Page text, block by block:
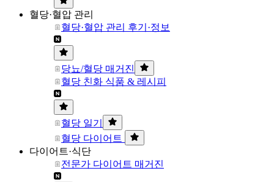
혈당·혈압 관리
혈당·혈압 관리 후기·정보
당뇨/혈당 매거진
혈당 친화 식품 & 레시피
혈당 일기
혈당 다이어트
다이어트·식단
전문가 다이어트 매거진